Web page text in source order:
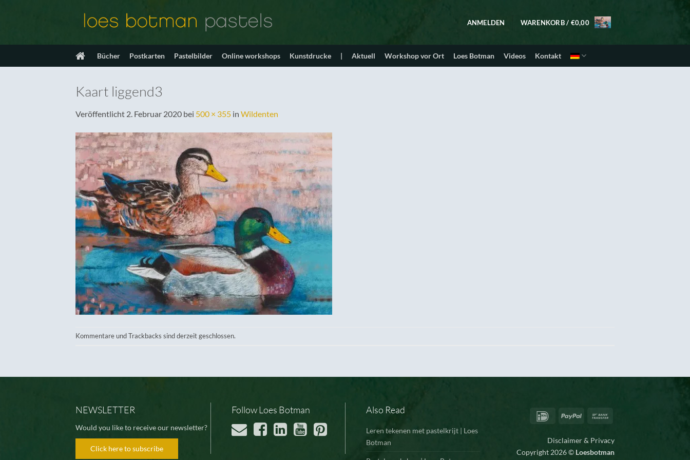
ANMELDEN WARENKORB / €0,00
Bücher Postkarten Pastelbilder Online workshops Kunstdrucke | Aktuell Workshop vor Ort Loes Botman Videos Kontakt
Kaart liggend3
Veröffentlicht 2. Februar 2020 bei 500 × 355 in Wildenten
Kommentare und Trackbacks sind derzeit geschlossen.
NEWSLETTER
Would you like to receive our newsletter?
Click here to subscribe
Follow Loes Botman Also Read
Leren tekenen met pastelkrijt | Loes
Botman
IDeal PayPal
Disclaimer & Privacy
Copyright 2026 © Loesbotman